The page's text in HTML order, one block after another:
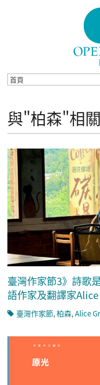
與"柏森"相
臺灣作家節3》詩歌
語作家及翻譯家
臺灣作家節,柏森,Alice